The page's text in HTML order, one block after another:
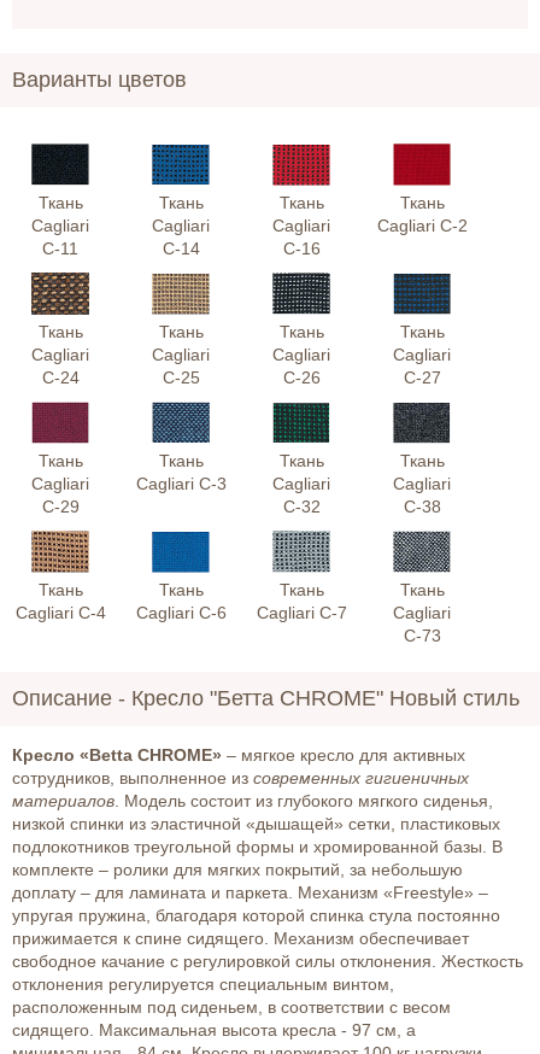
Варианты цветов
Ткань
Cagliari
С-11
Ткань
Cagliari
С-14
Ткань
Cagliari
С-16
Ткань
Cagliari С-2
Ткань
Cagliari
С-24
Ткань
Cagliari
С-25
Ткань
Cagliari
С-26
Ткань
Cagliari
С-27
Ткань
Cagliari
С-29
Ткань
Cagliari С-3
Ткань
Cagliari
С-32
Ткань
Cagliari
С-38
Ткань
Cagliari С-4
Ткань
Cagliari С-6
Ткань
Cagliari С-7
Ткань
Cagliari
С-73
Описание - Кресло "Бетта CHROME" Новый стиль
Кресло «Betta CHROME» – мягкое кресло для активных
сотрудников, выполненное из современных гигиеничных
материалов . Модель состоит из глубокого мягкого сиденья,
низкой спинки из эластичной «дышащей» сетки, пластиковых
подлокотников треугольной формы и хромированной базы. В
комплекте – ролики для мягких покрытий, за небольшую
доплату – для ламината и паркета. Механизм «Freestyle» –
упругая пружина, благодаря которой спинка стула постоянно
прижимается к спине сидящего. Механизм обеспечивает
свободное качание с регулировкой силы отклонения. Жесткость
отклонения регулируется специальным винтом,
расположенным под сиденьем, в соответствии с весом
сидящего. Максимальная высота кресла - 97 см, а